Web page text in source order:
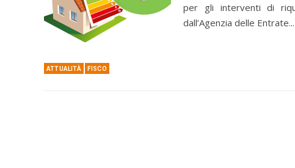
ATTUALITÀ FISCO
per gli interventi di
dall’Agenzia delle Entrate...